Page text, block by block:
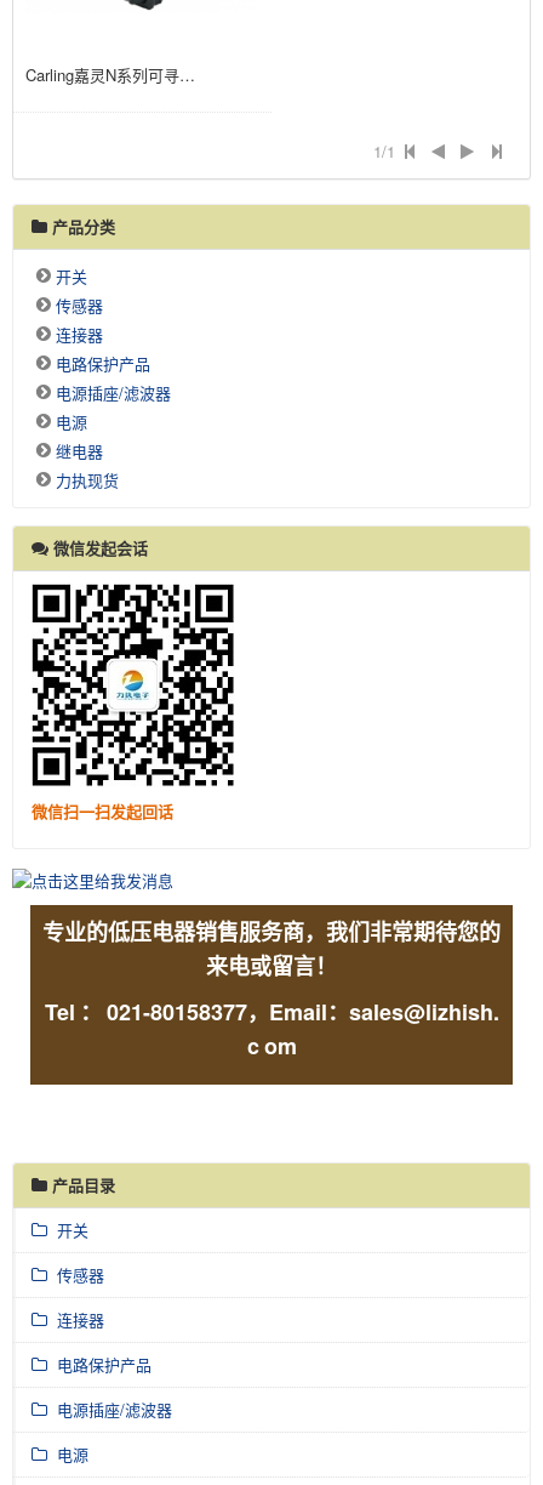
Carling嘉灵N系列可寻址翘板开关
1/1
产品分类
开关
传感器
连接器
电路保护产品
电源插座/滤波器
电源
继电器
力执现货
微信发起会话
微信扫一扫发起回话
专业的低压电器销售服务商，我们非常期待您的
来电或留言！
Tel ： 021-80158377，Email：sales@lizhish.
com
产品目录
开关
传感器
连接器
电路保护产品
电源插座/滤波器
电源